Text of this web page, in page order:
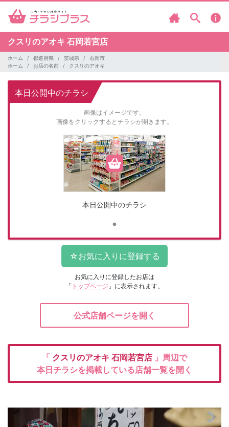
クスリのアオキ 石岡若宮店
ホーム 都道府県 茨城県
石岡市
ホーム
お店の名前 クスリのアオキ
本日公開中のチラシ
画像はイメージです。
画像をクリックするとチラシが開きます。
本日公開中のチラシ
お気に入りに登録したお店は
「 トップページ 」に表示されます。
公式店舗ページを開く
「 クスリのアオキ 石岡若宮店 」周辺で
本日チラシを掲載している店舗一覧を開く